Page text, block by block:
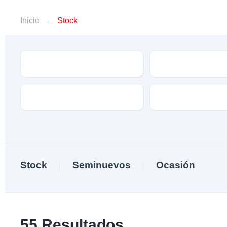
Inicio Stock
Stock Seminuevos Ocasión